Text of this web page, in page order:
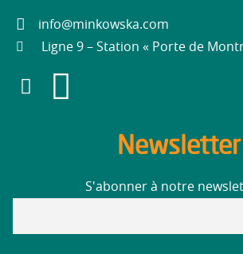
info@minkowska.com
Ligne 9 – Station « Porte de
Newsletter
S'abonner à notre